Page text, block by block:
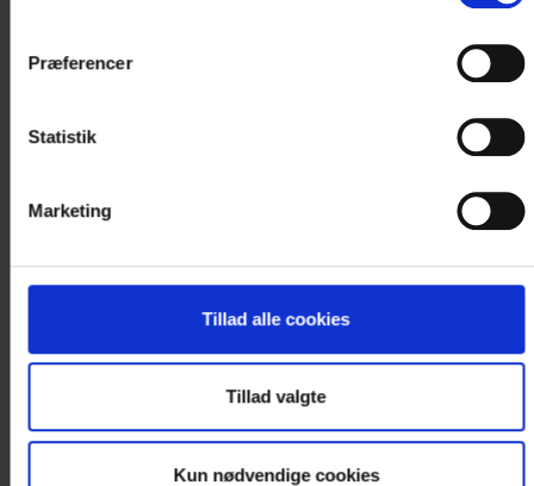
Præferencer
Statistik
Marketing
Tillad alle cookies
Tillad valgte
Kun nødvendige cookies
K
u
n
1
v
æ
r
e
l
s
e
r
t
i
l
b
a
g
e
SUITE MED UDSIGT